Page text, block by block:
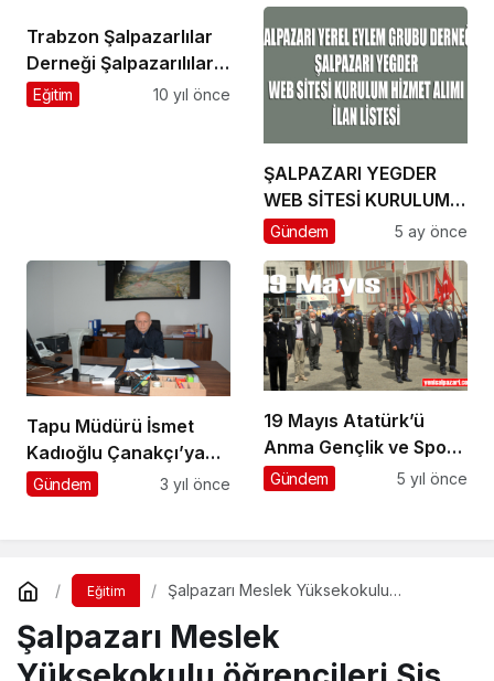
Trabzon Şalpazarlılar
Derneği Şalpazarılıları
buluşturdu
Eğitim 10 yıl önce
ŞALPAZARI YEGDER
WEB SİTESİ KURULUM
HİZMET ALIMI İLANI
Gündem 5 ay önce
Tapu Müdürü İsmet
Kadıoğlu Çanakçı’ya
atandı
Gündem 3 yıl önce
19 Mayıs Atatürk’ü
Anma Gençlik ve Spor
Bayramı’nın 102. yıl
Gündem 5 yıl önce
Eğitim
Şalpazarı Meslek Yüksekokulu
Şalpazarı Meslek